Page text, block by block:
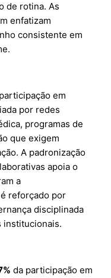
de rotina. As
enfatizam
consistente em
em
por redes
programas de
que exigem
A padronização
apoia o
a
reforçado por
disciplinada
institucionais.
da participação em